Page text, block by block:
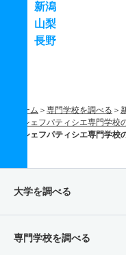
新潟
山梨
長野
ホーム 専門学校を調べる
シェフパティシエ専門学校
シェフパティシエ専門学
大学を調べる
専門学校を調べる